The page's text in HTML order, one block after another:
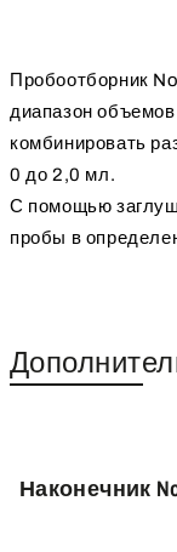
Пробоотборник
диапазон
комбинировать
0 до 2,0 мл.
С помощью
пробы в
Наконечник